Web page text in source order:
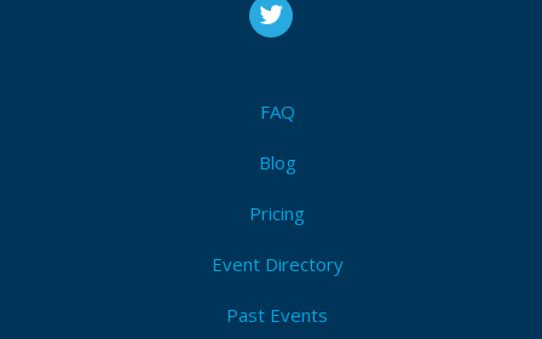
Ceiba. Mi experiencia se ha fortalecido con el
herramientas de DevOps, con el cual estoy
del software en sus ámbitos: equipo, proceso y
además de gustarme pasar tiempo con ellos, me
gusta también bailar, colorear, compartir con mis
FAQ
Blog
Pricing
Event Directory
Past Events